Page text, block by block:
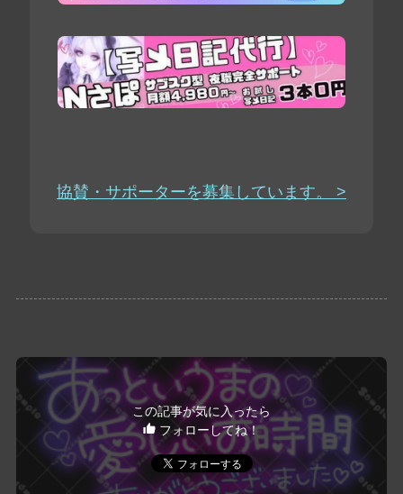
協賛・サポーターを募集しています。 >
この記事が気に入ったら
フォローしてね！